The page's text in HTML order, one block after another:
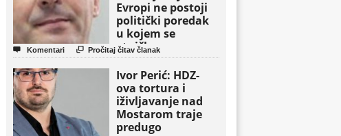
Evropi ne postoji
politički poredak
u kojem se
etničke grupe
pojavljuju kao
osnovne političke
jedinice
 Komentari  Pročitaj čitav članak
Ivor Perić: HDZ-
ova tortura i
iživljavanje nad
Mostarom traje
predugo